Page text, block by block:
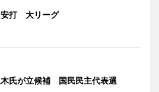
安打 大リーグ
氏が立候補 国民民主代表選